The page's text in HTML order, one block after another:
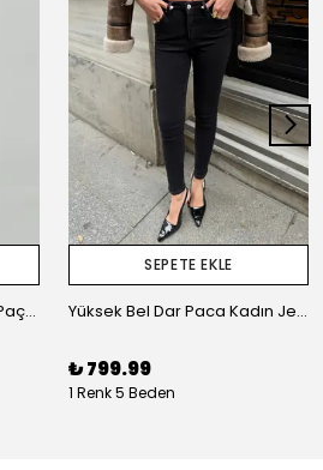
Yıpratmalı Taşlanmış Dar Paça Kadın Jean Pantolon
SEPETE EKLE
Yüksek Bel Dar Paca Kadın Jean Pantolon
₺ 799.99
1 Renk 5 Beden